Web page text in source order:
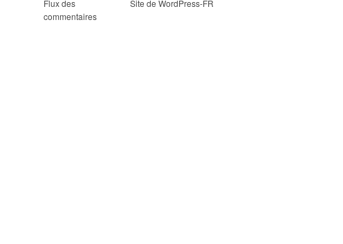
Flux des
commentaires
Site de WordPress-FR